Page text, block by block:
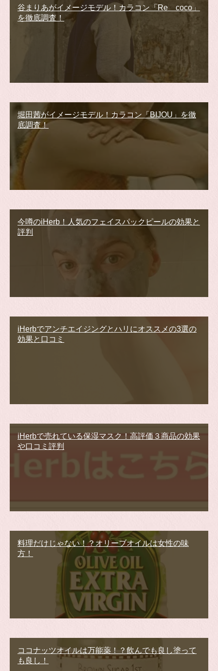
谷まりあがイメージモデル！カラコン「Re coco」
を徹底調査！
堀田茜がイメージモデル！カラコン「BIJOU」を徹
底調査！
今噂のiHerb！人気のフェイスパックピールの効果と
評判
iHerbでアンチエイジングとハリにオススメの3選の
効果と口コミ
iHerbで売れている保湿マスク！高評価３商品の効果
や口コミ評判
料理だけじゃない！？オリーブオイルは女性の味
方！
ココナッツオイルは万能薬！？飲んでも良し塗って
も良し！